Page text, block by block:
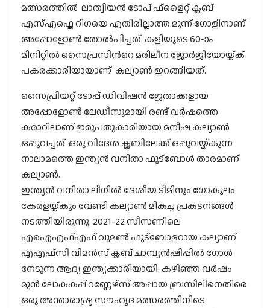
മത്സരത്തില്‍ ലാത്വിയന്‍ ടോപ് ഫ്ളൈറ്റ് ക്ലബ്
എസ്എഫ്കെ റിഗയെ എതിരില്ലാത്ത മൂന്ന് ഗോളിനാണ്
അപ്പോളോണ്‍ തോല്‍പിച്ചത്. കളിയുടെ 60-ാം
മിനിറ്റില്‍ സൈപ്രസിന്‍റെ മരിലീന ജോര്‍ജിയോയ്ക്ക്
പകരക്കാരിയായാണ് കല്യാണ്‍ ഇറങ്ങിയത്.
സൈപ്രിയറ്റ് ടോപ്പ് ഡിവിഷന്‍ ജേതാക്കളായ
അപ്പോളോണ്‍ ലേഡീസുമായി രണ്ട് വര്‍ഷത്തെ
കരാറിലാണ് ഇരുപതുകാരിയായ മനീഷ കല്യാണ്‍
ഒപ്പുവച്ചത്. ഒരു വിദേശ ക്ലബിലേക്ക് ഒപ്പുവയ്ക്കുന്ന
നാലാമത്തെ ഇന്ത്യന്‍ വനിതാ ഫുട്‌ബോള്‍ താരമാണ്
കല്യാണ്‍.
ഇന്ത്യന്‍ വനിതാ ലീഗില്‍ ദേശീയ ടീമിനും ഗോകുലം
കേരളയ്ക്കും വേണ്ടി കല്യാണ്‍ മികച്ച പ്രകടനങ്ങള്‍
നടത്തിയിരുന്നു. 2021-22 സീസണിലെ
എഐഎഫ്എഫ് വുമണ്‍ ഫുട്‌ബോളറായ കല്യാണ്
എഎഫ്‌സി വിമന്‍സ് ക്ലബ് ചാമ്പ്യന്‍ഷിപ്പില്‍ ഗോള്‍
നേടുന്ന ആദ്യ ഇന്ത്യക്കാരിയായി. കഴിഞ്ഞ വര്‍ഷം
മുന്‍ ലോകകപ്പ് റണ്ണേഴ്സ് അപ്പായ ബ്രസീലിനെതിരെ
ഒരു അന്താരാഷ്ട്ര സൗഹൃദ മത്സരത്തിനിടെ